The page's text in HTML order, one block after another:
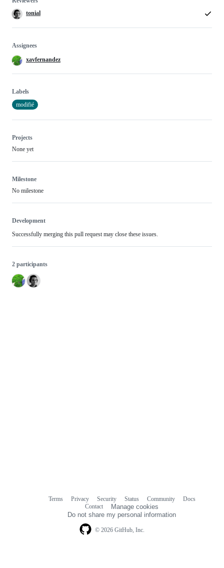
tonial
Assignees
xavfernandez
Labels
modifié
Projects
None yet
Milestone
No milestone
Development
Successfully merging this pull request may close these issues.
2 participants
© 2026 GitHub, Inc.
Terms Privacy Security Status Community
Docs
Contact
Manage cookies
Do not share my personal information